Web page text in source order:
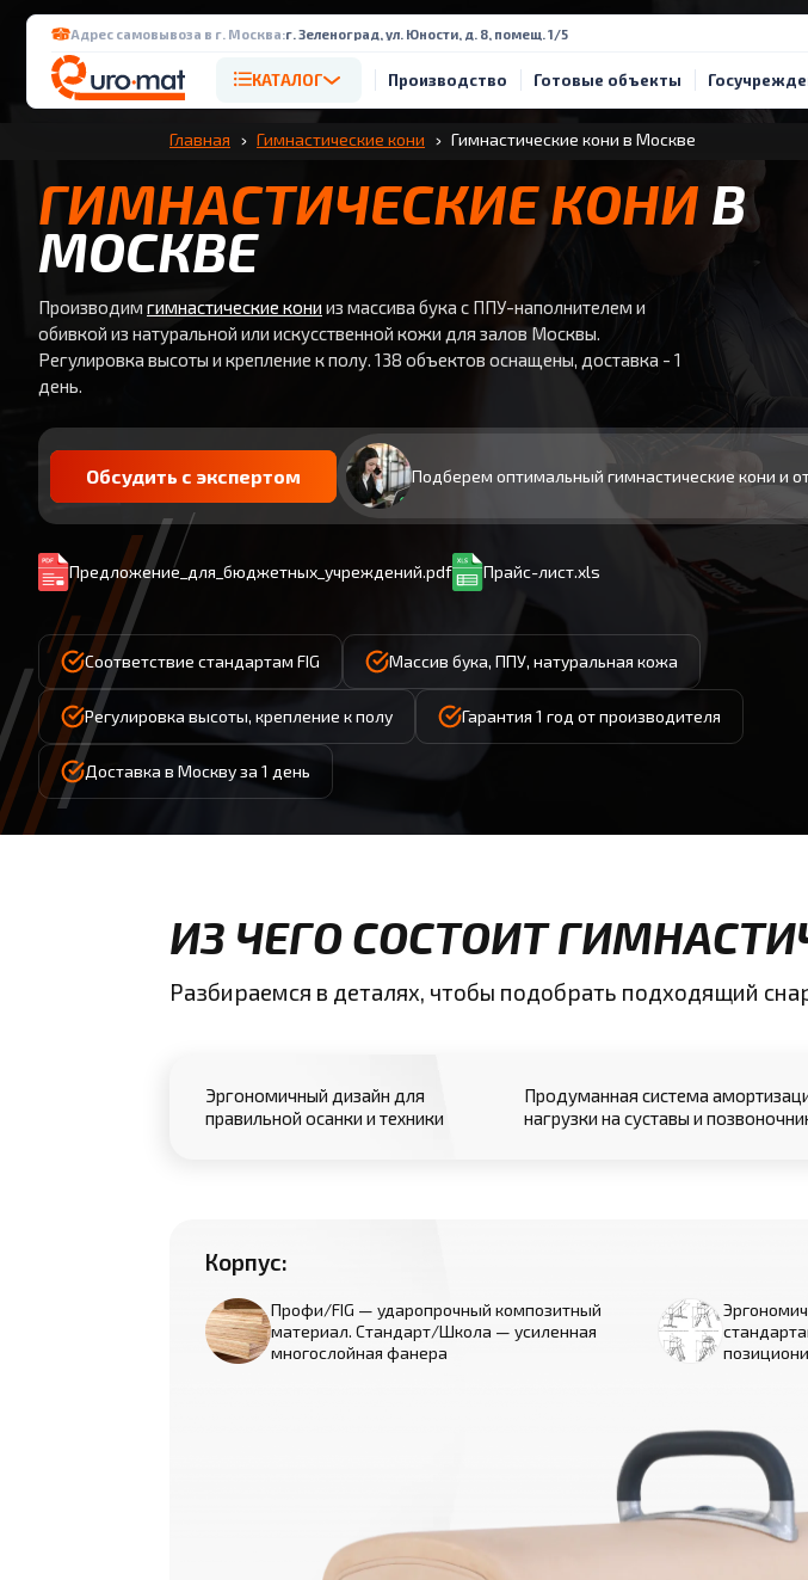
Адрес самовывоза в г. Москва:г. Зеленоград, ул. Юности, д. 8, помещ. 1/5
КАТАЛОГ Производство Готовые объекты
Главная Гимнастические кони Гимнастические кони в Москве
ГИМНАСТИЧЕСКИЕ КОНИ В
МОСКВЕ
Производим гимнастические кони из массива бука с ППУ-наполнителем и
обивкой из натуральной или искусственной кожи для залов Москвы.
Регулировка высоты и крепление к полу. 138 объектов оснащены, доставка - 1
день.
Обсудить с экспертом Подберем оптимальный гимнастические кони и
Предложение_для_бюджетных_учреждений.pdf Прайс-лист.xls
Соответствие стандартам FIG Массив бука, ППУ, натуральная кожа
Регулировка высоты, крепление к полу Гарантия 1 год от производителя
Доставка в Москву за 1 день
ИЗ ЧЕГО СОСТОИТ
Разбираемся в деталях, чтобы подобрать подходящий
Эргономичный дизайн для
правильной осанки и техники
Продуманная система
нагрузки на суставы и
Корпус:
Профи/FIG — ударопрочный композитный
материал. Стандарт/Школа — усиленная
многослойная фанера